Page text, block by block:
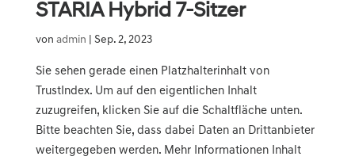
STARIA Hybrid 7-Sitzer
von admin Sep. 2, 2023
Sie sehen gerade einen Platzhalterinhalt von
TrustIndex. Um auf den eigentlichen Inhalt
zuzugreifen, klicken Sie auf die Schaltfläche unten.
Bitte beachten Sie, dass dabei Daten an Drittanbieter
weitergegeben werden. Mehr Informationen Inhalt